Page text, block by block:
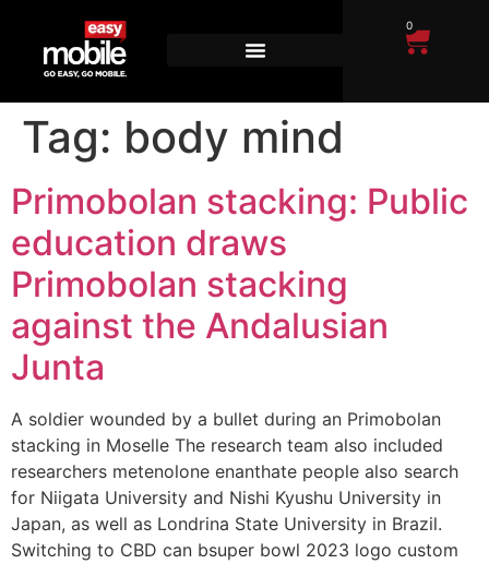
0
Tag: body mind
Primobolan stacking: Public
education draws
Primobolan stacking
against the Andalusian
Junta
A soldier wounded by a bullet during an Primobolan
stacking in Moselle The research team also included
researchers metenolone enanthate people also search
for Niigata University and Nishi Kyushu University in
Japan, as well as Londrina State University in Brazil.
Switching to CBD can bsuper bowl 2023 logo custom